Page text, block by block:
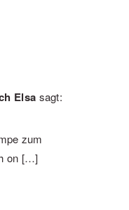
Elsa sagt:
zum
on […]